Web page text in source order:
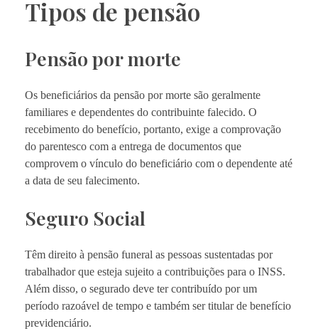
Tipos de pensão
Pensão por morte
Os beneficiários da pensão por morte são geralmente
familiares e dependentes do contribuinte falecido. O
recebimento do benefício, portanto, exige a comprovação
do parentesco com a entrega de documentos que
comprovem o vínculo do beneficiário com o dependente até
a data de seu falecimento.
Seguro Social
Têm direito à pensão funeral as pessoas sustentadas por
trabalhador que esteja sujeito a contribuições para o INSS.
Além disso, o segurado deve ter contribuído por um
período razoável de tempo e também ser titular de benefício
previdenciário.